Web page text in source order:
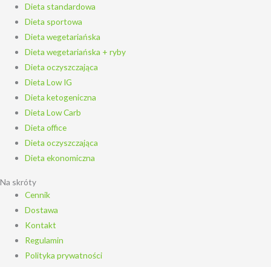
a
d
a
Dieta standardowa
Dieta sportowa
Dieta wegetariańska
Dieta wegetariańska + ryby
Dieta oczyszczająca
Dieta Low IG
Dieta ketogeniczna
Dieta Low Carb
Dieta office
Dieta oczyszczająca
Dieta ekonomiczna
Na skróty
Cennik
Dostawa
Kontakt
Regulamin
Polityka prywatności